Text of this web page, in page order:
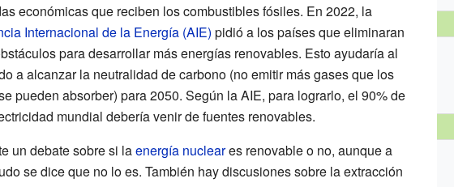
económicas que reciben los combustibles fósiles. En 2022, la
Internacional de la Energía (AIE) pidió a los países que eliminaran
para desarrollar más energías renovables. Esto ayudaría al
a alcanzar la neutralidad de carbono (no emitir más gases que los
pueden absorber) para 2050. Según la AIE, para lograrlo, el 90% de
mundial debería venir de fuentes renovables.
un debate sobre si laenergía nucleares renovable o no, aunque a
se dice que no lo es. También hay discusiones sobre la extracción